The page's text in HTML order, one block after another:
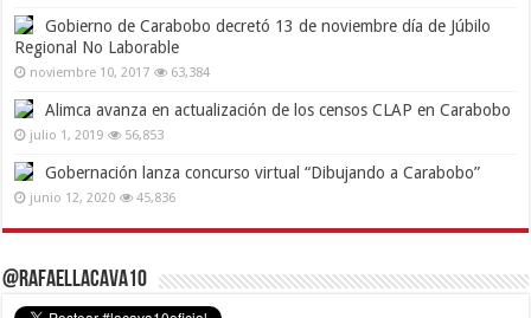
Gobierno de Carabobo decretó 13 de noviembre día de Júbilo
Regional No Laborable
noviembre 10, 2017 63,384
Alimca avanza en actualización de los censos CLAP en Carabobo
julio 1, 2019 56,853
Gobernación lanza concurso virtual “Dibujando a Carabobo”
junio 12, 2020 45,836
@RafaelLacava10